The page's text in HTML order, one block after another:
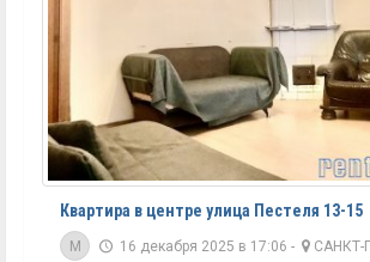
Квартира в центре улица Пестеля 13-15
M 16 декабря 2025 в 17:06 - САНКТ-